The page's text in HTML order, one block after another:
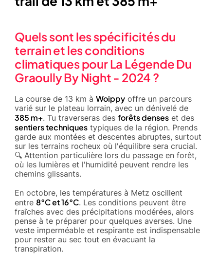
Quels sont les spécificités du
terrain et les conditions
climatiques pour La Légende Du
Graoully By Night - 2024 ?
La course de 13 km à Woippy offre un parcours
varié sur le plateau lorrain, avec un dénivelé de
385 m+. Tu traverseras des forêts denses et des
sentiers techniques typiques de la région. Prends
garde aux montées et descentes abruptes, surtout
sur les terrains rocheux où l'équilibre sera crucial.
🔍 Attention particulière lors du passage en forêt,
où les lumières et l'humidité peuvent rendre les
chemins glissants.
En octobre, les températures à Metz oscillent
entre 8°C et 16°C. Les conditions peuvent être
fraîches avec des précipitations modérées, alors
pense à te préparer pour quelques averses. Une
veste imperméable et respirante est indispensable
pour rester au sec tout en évacuant la
transpiration.